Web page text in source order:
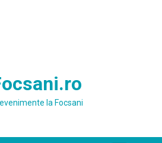
la Focsani